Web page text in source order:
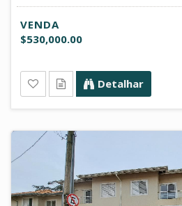
VENDA
$530,000.00
Detalhar